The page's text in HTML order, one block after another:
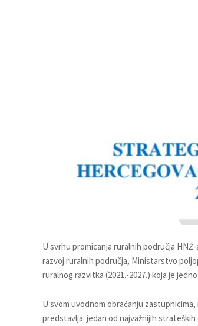
U svrhu promicanja ruralnih područja
razvoj ruralnih područja, Ministarstvo
ruralnog razvitka (2021.-2027.) koja je
U svom uvodnom obraćanju
predstavlja jedan od najvažnijih